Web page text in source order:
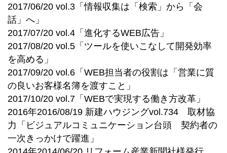
2017/06/20 vol.3「情報収集は「検索」から「会
話」へ」
2017/07/20 vol.4「進化するWEB広告」
2017/08/20 vol.5「ツールを使いこなして開発効率
を高める」
2017/09/20 vol.6「WEB担当者の役割は「営業に質
の良いお客様名簿を渡すこと」
2017/10/20 vol.7「WEBで実現する働き方改革」
2016年2016/08/19 新建ハウジングvol.734 取材協
力「ビジュアルコミュニケーション台頭 契約者の
一次きっかけで躍進」